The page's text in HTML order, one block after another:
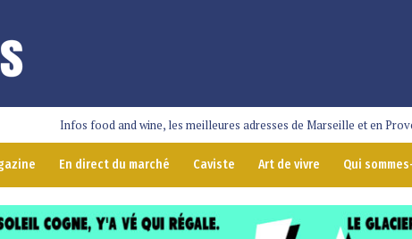
Infos food and wine, les meilleures adresses de Marseille et en
En direct du marché Caviste Art de vivre Qui